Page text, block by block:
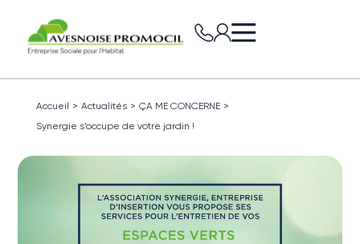
Accueil > Actualités > ÇA ME CONCERNE >
Synergie s’occupe de votre jardin !